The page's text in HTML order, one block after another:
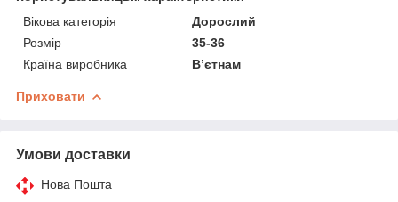
Вікова категорія
Дорослий
Розмір
35-36
Країна виробника
Вʼєтнам
Приховати
Умови доставки
Нова Пошта